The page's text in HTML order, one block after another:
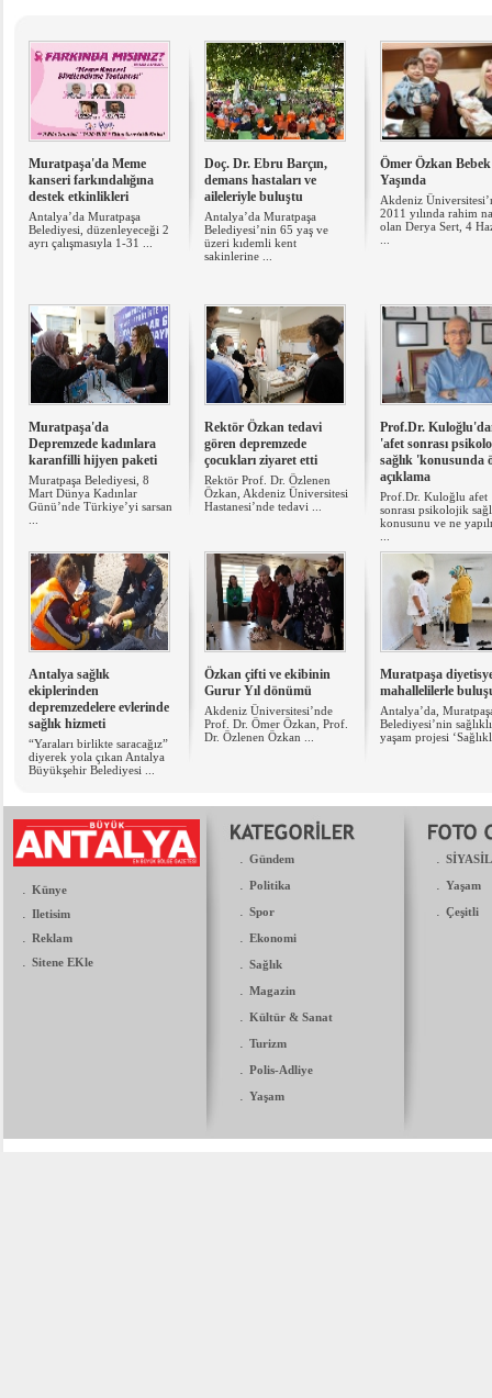
Muratpaşa'da Meme
kanseri farkındalığına
destek etkinlikleri
Antalya’da Muratpaşa
Belediyesi, düzenleyeceği 2
ayrı çalışmasıyla 1-31 ...
Doç. Dr. Ebru Barçın,
demans hastaları ve
aileleriyle buluştu
Antalya’da Muratpaşa
Belediyesi’nin 65 yaş ve
üzeri kıdemli kent
sakinlerine ...
Ömer Özkan
Yaşında
Akdeniz
2011 yılında rahim
olan Derya Sert, 4
Muratpaşa'da
Depremzede kadınlara
karanfilli hijyen paketi
Muratpaşa Belediyesi, 8
Mart Dünya Kadınlar
Günü’nde Türkiye’yi sarsan
Rektör Özkan tedavi
gören depremzede
çocukları ziyaret etti
Rektör Prof. Dr. Özlenen
Özkan, Akdeniz Üniversitesi
Hastanesi’nde tedavi ...
Prof.Dr.
'afet sonrası
sağlık 'konusunda
açıklama
Prof.Dr. Kuloğlu afet
sonrası psikolojik
konusunu ve ne
Antalya sağlık
ekiplerinden
depremzedelere evlerinde
sağlık hizmeti
“Yaraları birlikte saracağız”
diyerek yola çıkan Antalya
Büyükşehir Belediyesi ...
Özkan çifti ve ekibinin
Gurur Yıl dönümü
Akdeniz Üniversitesi’nde
Prof. Dr. Ömer Özkan, Prof.
Dr. Özlenen Özkan ...
Muratpaşa
mahallelilerle
Antalya’da,
Belediyesi’nin sağlıklı
yaşam projesi
. Künye
. Iletisim
. Reklam
. Sitene EKle
. Gündem
. Politika
. Spor
. Ekonomi
. Sağlık
. Magazin
. Kültür & Sanat
. Turizm
. Polis-Adliye
. Yaşam
.
. Yaşam
. Çeşitli